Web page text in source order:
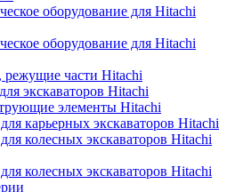
оборудование для Hitachi
оборудование для Hitachi
режущие части Hitachi
экскаваторов Hitachi
элементы Hitachi
карьерных экскаваторов Hitachi
колесных экскаваторов Hitachi
колесных экскаваторов Hitachi